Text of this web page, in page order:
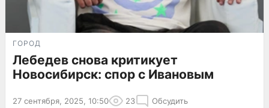
ГОРОД
Лебедев снова критикует
Новосибирск: спор с Ивановым
27 сентября, 2025, 10:50 23 Обсудить